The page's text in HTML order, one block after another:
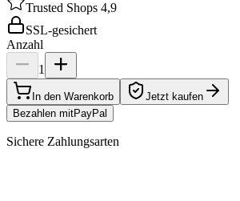
Trusted Shops 4,9
SSL-gesichert
Anzahl
1
In den Warenkorb
Jetzt kaufen
Bezahlen mitPayPal
Sichere Zahlungsarten